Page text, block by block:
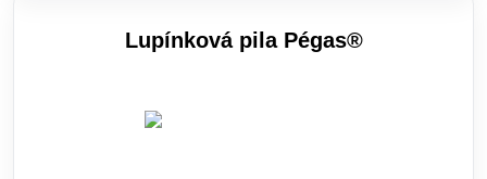
Lupínková pila Pégas®